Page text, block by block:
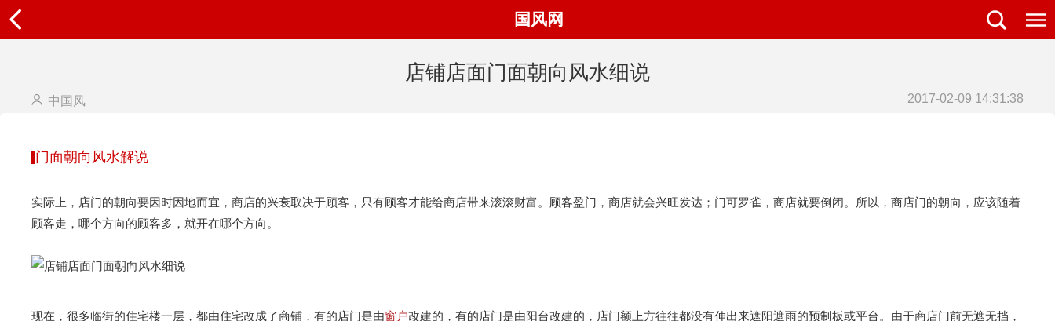
国风网
店铺店面门面朝向风水细说
中国风 2017-02-09 14:31:38
门面朝向风水解说
实际上，店门的朝向要因时因地而宜，商店的兴衰取决于顾客，只有顾客才能给商店带来滚滚财富。顾客盈门，商店就会兴旺发达；门可罗雀，商店就要倒闭。所以，商店门的朝向，应该随着
顾客走，哪个方向的顾客多，就开在哪个方向。
现在，很多临街的住宅楼一层，都由住宅改成了商铺，有的店门是由窗户改建的，有的店门是由阳台改建的，店门额上方往往都没有伸出来遮阳遮雨的预制板或平台。由于商店门前无遮无挡，